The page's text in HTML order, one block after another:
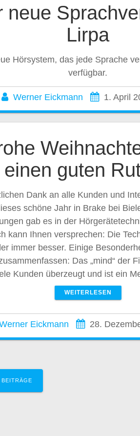
neue
Lirpa
Hörsystem, das jede Sprache
verfügbar.
Werner Eickmann 1. April
einen guten
Dank an alle Kunden und
schöne Jahr in Brake bei
gab es in der
kann Ihnen versprechen: Die
immer besser. Einige
Das „mind“ der
Kunden überzeugt und ist ein
WEITERLESEN
Eickmann 28.
BEITRÄGE